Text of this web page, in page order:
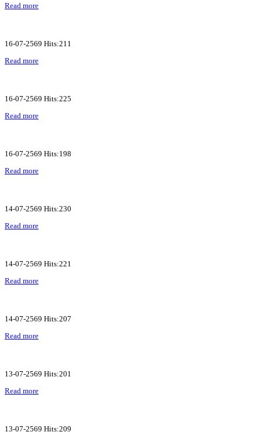
Read more
16-07-2569 Hits:211
Read more
16-07-2569 Hits:225
Read more
16-07-2569 Hits:198
Read more
14-07-2569 Hits:230
Read more
14-07-2569 Hits:221
Read more
14-07-2569 Hits:207
Read more
13-07-2569 Hits:201
Read more
13-07-2569 Hits:209